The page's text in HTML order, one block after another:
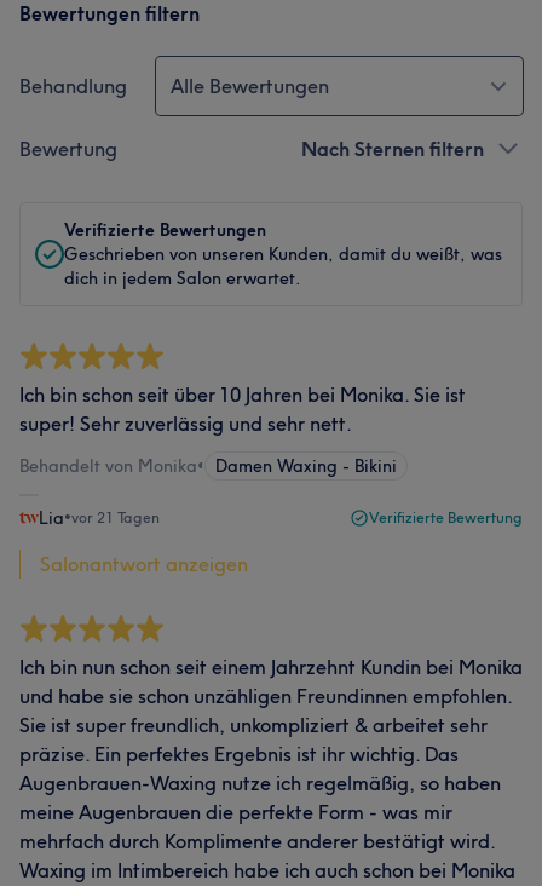
Bewertungen filtern
Behandlung Alle Bewertungen
Bewertung Nach Sternen filtern
Verifizierte Bewertungen
Geschrieben von unseren Kunden, damit du weißt, was
dich in jedem Salon erwartet.
Ich bin schon seit über 10 Jahren bei Monika. Sie ist
super! Sehr zuverlässig und sehr nett.
Behandelt von Monika• Damen Waxing - Bikini
Lia•vor 21 Tagen Verifizierte Bewertung
Salonantwort anzeigen
Ich bin nun schon seit einem Jahrzehnt Kundin bei Monika
und habe sie schon unzähligen Freundinnen empfohlen.
Sie ist super freundlich, unkompliziert & arbeitet sehr
präzise. Ein perfektes Ergebnis ist ihr wichtig. Das
Augenbrauen-Waxing nutze ich regelmäßig, so haben
meine Augenbrauen die perfekte Form - was mir
mehrfach durch Komplimente anderer bestätigt wird.
Waxing im Intimbereich habe ich auch schon bei Monika